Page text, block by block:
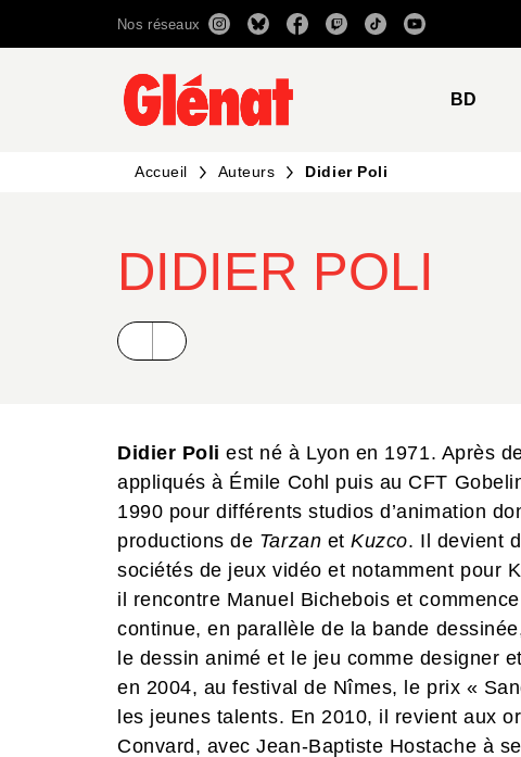
RECHERCHE CONTENU
Nos réseaux
BD
Accueil Auteurs Didier Poli
DIDIER POLI
Didier Poli est né à Lyon en 1971. Après
appliqués à Émile Cohl puis au CFT
1990 pour différents studios d’animation
productions de Tarzan etKuzco. Il devient
sociétés de jeux vidéo et notamment pour
il rencontre Manuel Bichebois et
continue, en parallèle de la bande
le dessin animé et le jeu comme designer
en 2004, au festival de Nîmes, le prix «
les jeunes talents. En 2010, il revient aux
Convard, avec Jean-Baptiste Hostache à